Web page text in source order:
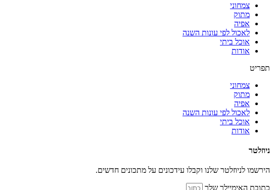
צמחוני
מתוק
אפיה
לאכול לפי עונות השנה
אוכל ביתי
אודות
תפריט
צמחוני
מתוק
אפיה
לאכול לפי עונות השנה
אוכל ביתי
אודות
ניוזלטר
הירשמו לניוזלטר שלנו וקבלו עידכונים על מתכונים חדשים.
כתובת האימיילך שלך